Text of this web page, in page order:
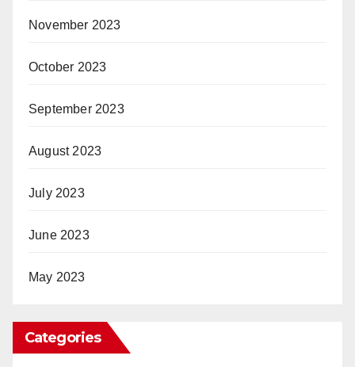
November 2023
October 2023
September 2023
August 2023
July 2023
June 2023
May 2023
Categories